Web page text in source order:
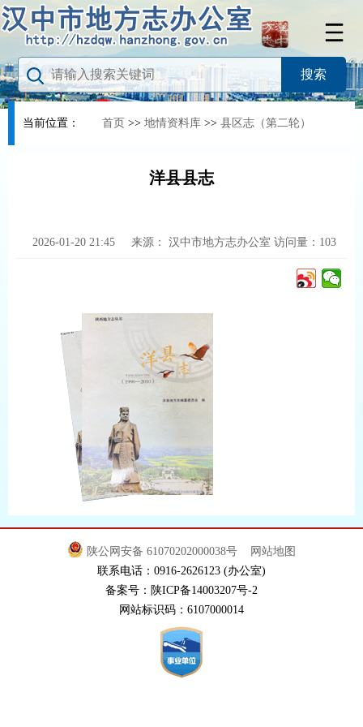
当前位置： 首页 >> 地情资料库 >> 县区志（第二轮）
洋县县志
2026-01-20 21:45 来源： 汉中市地方志办公室 访问量： 103
陕公网安备 61070202000038号
网站地图
联系电话：0916-2626123 (办公室)
备案号：陕ICP备14003207号-2
网站标识码：6107000014